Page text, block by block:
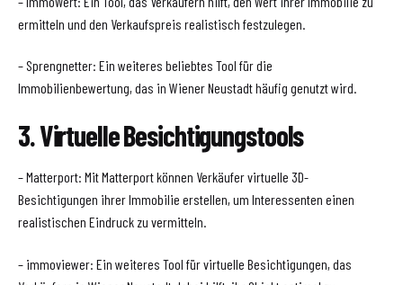
ermitteln und den Verkaufspreis realistisch festzulegen.
– Sprengnetter: Ein weiteres beliebtes Tool für die
Immobilienbewertung, das in Wiener Neustadt häufig genutzt wird.
3. Virtuelle Besichtigungstools
– Matterport: Mit Matterport können Verkäufer virtuelle 3D-
Besichtigungen ihrer Immobilie erstellen, um Interessenten einen
realistischen Eindruck zu vermitteln.
– immoviewer: Ein weiteres Tool für virtuelle Besichtigungen, das